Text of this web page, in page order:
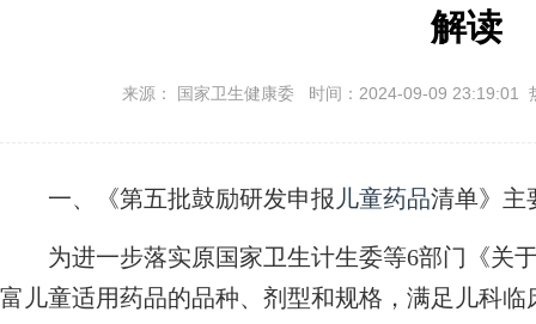
解读
来源： 国家卫生健康委 时间：2024-09-09 23:19:01
一、《第五批鼓励研发申报 儿童药品清单》主
为进一步落实原国家卫生计生委等6部门《关
富儿童适用药品的品种、剂型和规格，满足儿科